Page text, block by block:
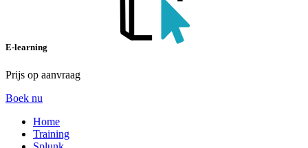
E-learning
Prijs op aanvraag
Boek nu
Home
Training